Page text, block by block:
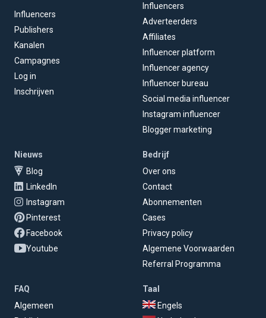
Influencers
Publishers
Kanalen
Campagnes
Log in
Inschrijven
Influencers
Adverteerders
Affiliates
Influencer platform
Influencer agency
Influencer bureau
Social media influencer
Instagram influencer
Blogger marketing
Nieuws
Blog
LinkedIn
Instagram
Pinterest
Facebook
Youtube
Bedrijf
Over ons
Contact
Abonnementen
Cases
Privacy policy
Algemene Voorwaarden
Referral Programma
FAQ
Algemeen
Taal
Engels